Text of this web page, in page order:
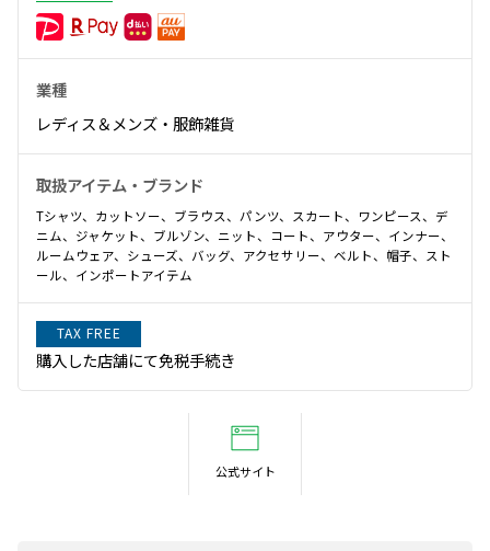
業種
レディス＆メンズ・服飾雑貨
取扱アイテム・ブランド
Tシャツ、カットソー、ブラウス、パンツ、スカート、ワンピース、デ
ニム、ジャケット、ブルゾン、ニット、コート、アウター、インナー、
ルームウェア、シューズ、バッグ、アクセサリー、ベルト、帽子、スト
ール、インポートアイテム
TAX FREE
購入した店舗にて免税手続き
公式サイト